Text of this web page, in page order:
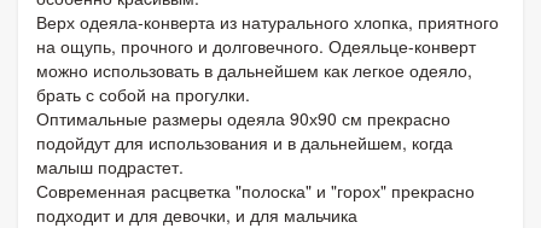
Верх одеяла-конверта из натурального хлопка, приятного
на ощупь, прочного и долговечного. Одеяльце-конверт
можно использовать в дальнейшем как легкое одеяло,
брать с собой на прогулки.
Оптимальные размеры одеяла 90х90 см прекрасно
подойдут для использования и в дальнейшем, когда
малыш подрастет.
Современная расцветка "полоска" и "горох" прекрасно
подходит и для девочки, и для мальчика